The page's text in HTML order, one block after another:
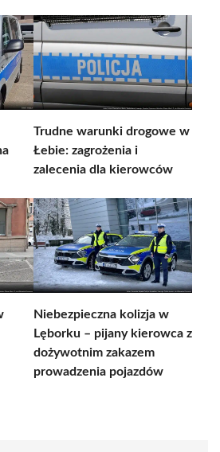
Trudne warunki drogowe w
Łebie: zagrożenia i
zalecenia dla kierowców
Niebezpieczna kolizja w
Lęborku – pijany kierowca z
dożywotnim zakazem
prowadzenia pojazdów